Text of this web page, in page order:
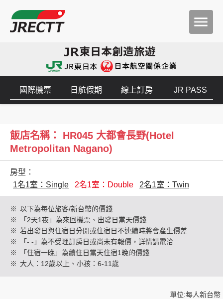
創造旅遊
國際機票 日航假期 線上訂房 JR PASS
飯店名稱： HR045 大都會長野(Hotel
Metropolitan Nagano)
房型：
1名1室：Single
2名1室：Double 2名1室：Twin
※ 以下為每位旅客/新台幣的價錢
※
「2天1夜」為來回機票、出發日當天價錢
※ 若出發日與住宿日分開或住宿日不連續時將會產生價差
※
「- -」為不受理訂房日或尚未有報價，詳情請電洽
※
「住宿一晚」為續住日當天住宿1晚的價錢
※ 大人：12歲以上、小孩：6-11歲
單位:每人新台幣